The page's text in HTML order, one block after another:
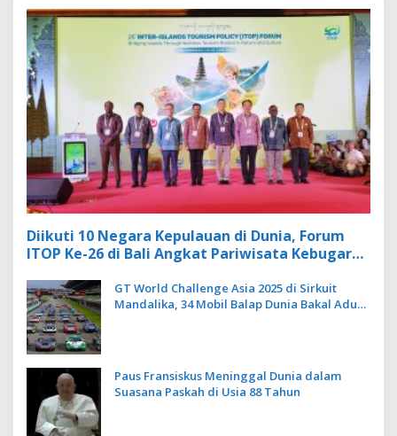
Diikuti 10 Negara Kepulauan di Dunia, Forum
ITOP Ke-26 di Bali Angkat Pariwisata Kebugaran
GT World Challenge Asia 2025 di Sirkuit
Mandalika, 34 Mobil Balap Dunia Bakal Adu
Paus Fransiskus Meninggal Dunia dalam
Suasana Paskah di Usia 88 Tahun